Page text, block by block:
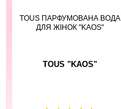
TOUS ПАРФУМОВАНА ВОДА
ДЛЯ ЖІНОК "KAOS"
TOUS "KAOS"